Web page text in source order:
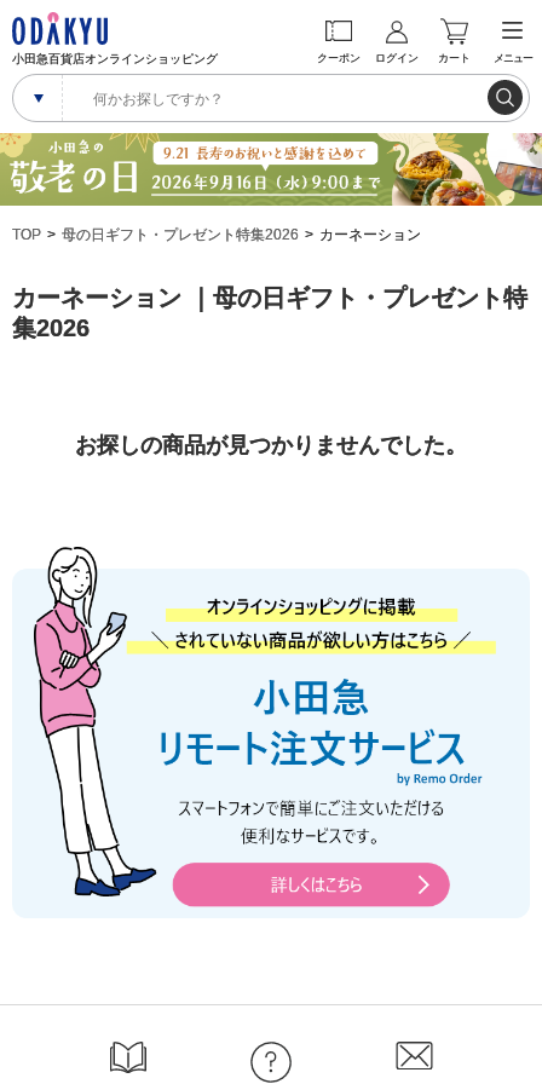
小田急百貨店オンラインショッピング クーポン ログイン カート メニュー
TOP 母の日ギフト・プレゼント特集2026 カーネーション
カーネーション ｜母の日ギフト・プレゼント特
集2026
お探しの商品が見つかりませんでした。